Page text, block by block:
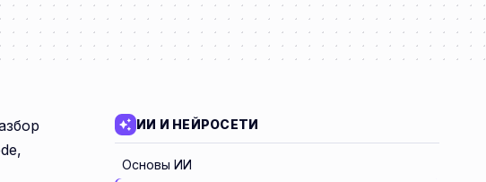
ИИ И НЕЙРОСЕТИ
Основы ИИ